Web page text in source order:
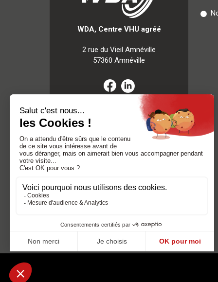
WDA, Centre VHU agréé
2 rue du Vieil Amnéville
57360 Amnéville